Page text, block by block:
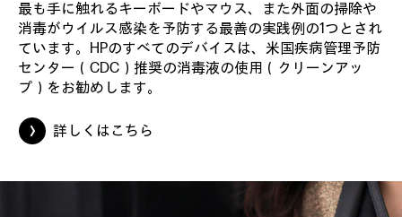
最も手に触れるキーボードやマウス、また外面の掃除や
消毒がウイルス感染を予防する最善の実践例の1つとされ
ています。HPのすべてのデバイスは、米国疾病管理予防
センター（CDC）推奨の消毒液の使用（クリーンアッ
プ）をお勧めします。
詳しくはこちら